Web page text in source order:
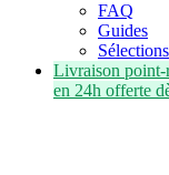
FAQ
Guides
Sélections
Livraison point-
en 24h offerte